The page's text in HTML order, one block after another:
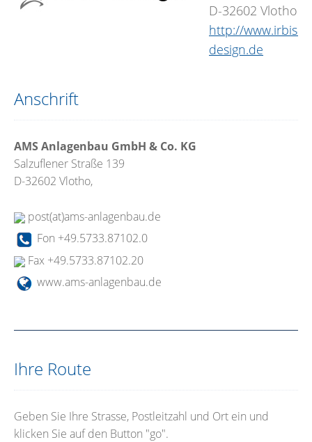
D-32602 Vlotho
http://www.irbis-
design.de
Anschrift
AMS Anlagenbau GmbH & Co. KG
Salzuflener Straße 139
D-32602 Vlotho,
post(at)ams-anlagenbau.de
Fon +49.5733.87102.0
Fax +49.5733.87102.20
www.ams-anlagenbau.de
Ihre Route
Geben Sie Ihre Strasse, Postleitzahl und Ort ein und
klicken Sie auf den Button "go".